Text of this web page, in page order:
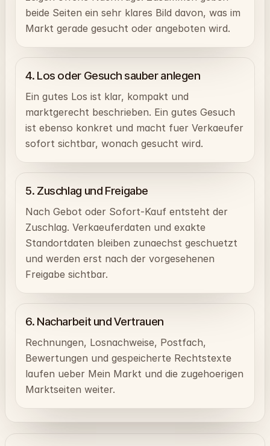
beide Seiten ein sehr klares Bild davon, was im
Markt gerade gesucht oder angeboten wird.
4. Los oder Gesuch sauber anlegen
Ein gutes Los ist klar, kompakt und
marktgerecht beschrieben. Ein gutes Gesuch
ist ebenso konkret und macht fuer Verkaeufer
sofort sichtbar, wonach gesucht wird.
5. Zuschlag und Freigabe
Nach Gebot oder Sofort-Kauf entsteht der
Zuschlag. Verkaeuferdaten und exakte
Standortdaten bleiben zunaechst geschuetzt
und werden erst nach der vorgesehenen
Freigabe sichtbar.
6. Nacharbeit und Vertrauen
Rechnungen, Losnachweise, Postfach,
Bewertungen und gespeicherte Rechtstexte
laufen ueber Mein Markt und die zugehoerigen
Marktseiten weiter.